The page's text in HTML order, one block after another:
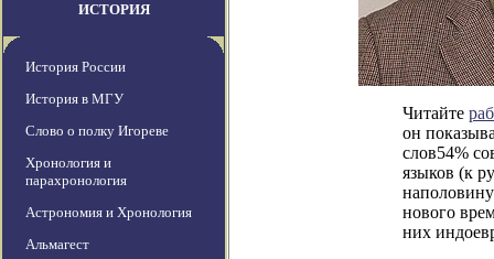
ИСТОРИЯ
История России
История в МГУ
Слово о полку Игореве
Хронология и
парахронология
Астрономия и Хронология
Альмагест
Читайте
он
слов54%
языков (к
нового
них